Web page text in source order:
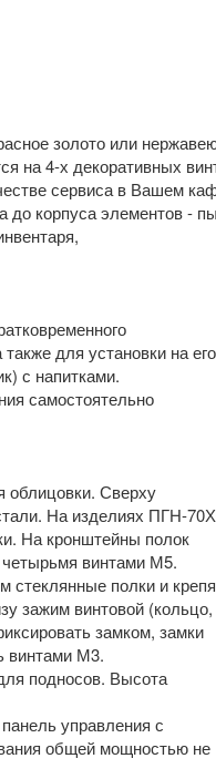
золото или
на 4-х декоративных
сервиса в Вашем
корпуса элементов -
для установки на его
с напитками.
самостоятельно
облицовки. Сверху
На изделиях ПГН-
На кронштейны полок
винтами М5.
стеклянные полки и
зажим винтовой (кольцо,
замком, замки
винтами М3.
подносов. Высота
управления с
общей мощностью не